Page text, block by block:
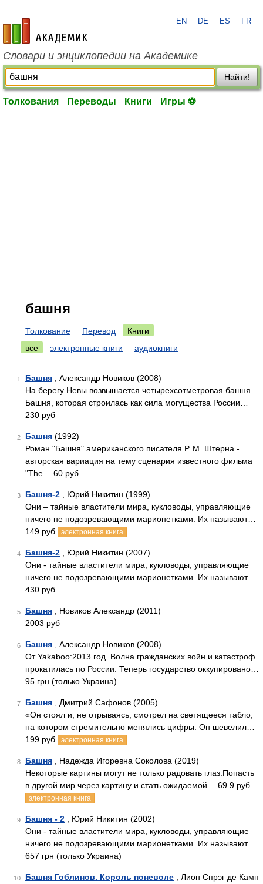
academic.ru
EN DE ES FR
Словари и энциклопедии на Академике
Найти!
Толкования Переводы Книги Игры ⚽
башня
Толкование Перевод
Книги
все
электронные книги аудиокниги
1 Башня , Александр Новиков (2008)
На берегу Невы возвышается четырехсотметровая башня.
Башня, которая строилась как сила могущества России…
230 руб
2 Башня (1992)
Роман "Башня" американского писателя Р. М. Штерна -
авторская вариация на тему сценария известного фильма
"The… 60 руб
3 Башня-2 , Юрий Никитин (1999)
Они – тайные властители мира, кукловоды, управляющие
ничего не подозревающими марионетками. Их называют…
149 руб
электронная книга
4 Башня-2 , Юрий Никитин (2007)
Они - тайные властители мира, кукловоды, управляющие
ничего не подозревающими марионетками. Их называют…
430 руб
5 Башня , Новиков Александр (2011)
2003 руб
6 Башня , Александр Новиков (2008)
От Yakaboo:2013 год. Волна гражданских войн и катастроф
прокатилась по России. Теперь государство оккупировано…
95 грн (только Украина)
7 Башня , Дмитрий Сафонов (2005)
«Он стоял и, не отрываясь, смотрел на светящееся табло,
на котором стремительно менялись цифры. Он шевелил…
199 руб
электронная книга
8 Башня , Надежда Игоревна Соколова (2019)
Некоторые картины могут не только радовать глаз.Попасть
в другой мир через картину и стать ожидаемой… 69.9 руб
электронная книга
9 Башня - 2 , Юрий Никитин (2002)
Они - тайные властители мира, кукловоды, управляющие
ничего не подозревающими марионетками. Их называют…
657 грн (только Украина)
10 Башня Гоблинов. Король поневоле , Лион Спрэг де Камп